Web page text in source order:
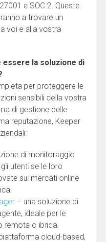
e SOC 2. Queste
a trovare un
voi e alla vostra
la soluzione di
per proteggere le
sensibili della vostra
di gestione delle
reputazione, Keeper
di monitoraggio
utenti se le loro
sui mercati online
– una soluzione di
ideale per le
remota o ibrida.
cloud-based,